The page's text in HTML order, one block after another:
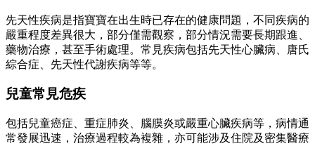
先天性疾病是指寶寶在出生時已存在的健康問題，不同疾病的
嚴重程度差異很大，部分僅需觀察，部分情況需要長期跟進、
藥物治療，甚至手術處理。常見疾病包括先天性心臟病、唐氏
綜合症、先天性代謝疾病等等。
兒童常見危疾
包括兒童癌症、重症肺炎、腦膜炎或嚴重心臟疾病等，病情通
常發展迅速，治療過程較為複雜，亦可能涉及住院及密集醫療